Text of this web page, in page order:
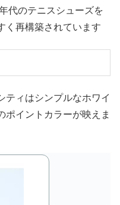
代のテニスシューズを
く再構築されています
ティはシンプルなホワイ
ポイントカラーが映えま